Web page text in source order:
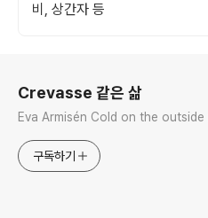
비, 상간자 등
Crevasse 같은 삶
구독하기